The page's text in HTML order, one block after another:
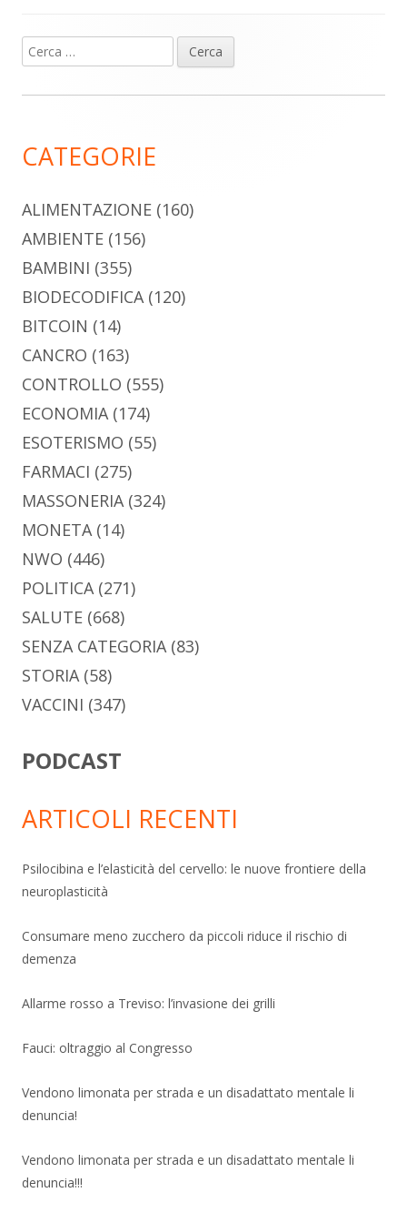
Barra
laterale
Ricerca
per:
CATEGORIE
ALIMENTAZIONE (160)
AMBIENTE (156)
BAMBINI (355)
BIODECODIFICA(120)
BITCOIN (14)
CANCRO (163)
CONTROLLO (555)
ECONOMIA(174)
ESOTERISMO (55)
FARMACI (275)
MASSONERIA(324)
MONETA(14)
NWO (446)
POLITICA(271)
SALUTE (668)
SENZA CATEGORIA(83)
STORIA(58)
VACCINI (347)
PODCAST
ARTICOLI RECENTI
Psilocibina e l’elasticità del cervello: le nuove frontiere della
neuroplasticità
Consumare meno zucchero da piccoli riduce il rischio di
demenza
Allarme rosso a Treviso: l’invasione dei grilli
Fauci: oltraggio al Congresso
Vendono limonata per strada e un disadattato mentale li
denuncia!
Vendono limonata per strada e un disadattato mentale li
denuncia!!!